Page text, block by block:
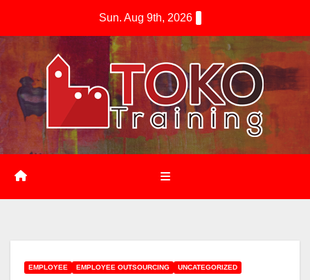
Sun. Aug 9th, 2026
EMPLOYEE EMPLOYEE OUTSOURCING UNCATEGORIZED